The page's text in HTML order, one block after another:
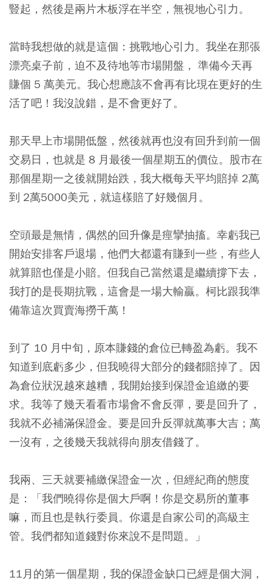
豎起，然後是兩片木板浮在半空，無視地心引力。
當時我想做的就是這個：挑戰地心引力。我坐在那張
漂亮桌子前，迫不及待地等市場開盤， 準備今天再
賺個 5 萬美元。我心想應該不會再有比現在更好的生
活了吧！我沒說錯，是不會更好了。
那天早上市場開低盤，然後就再也沒有回升到前一個
交易日，也就是 8 月最後一個星期五的價位。股市在
那個星期一之後就開始跌，我大概每天平均賠掉 2萬
到 2萬5000美元，就這樣賠了好幾個月。
空頭最是無情，偶然的回升像是痙攣抽搐。 幸虧我已
開始安排客戶退場，他們大都還有賺到一些，有些人
就算賠也僅是小賠。但我自己當然還是繼續撐下去，
我打的是長期抗戰，這會是一場大輸贏。柯比跟我準
備靠這次買賣海撈千萬！
到了 10 月中旬，原本賺錢的倉位已轉盈為虧。我不
知道到底虧多少，但我曉得大部分的錢都賠掉了。因
為倉位狀況越來越糟，我開始接到保證金追繳的要
求。我等了幾天看看市場會不會反彈，要是回升了，
我就不必補滿保證金。要是回升反彈就萬事大吉；萬
一沒有，之後幾天我就得向朋友借錢了。
我兩、三天就要補繳保證金一次，但經紀商的態度
是：「我們曉得你是個大戶啊！你是交易所的董事
嘛，而且也是執行委員。你還是自家公司的高級主
管。我們都知道錢對你來說不是問題。」
11月的第一個星期，我的保證金缺口已經是個大洞，